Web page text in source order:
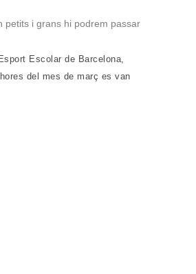
petits i grans hi podrem passar
Escolar de Barcelona,
del mes de març es van